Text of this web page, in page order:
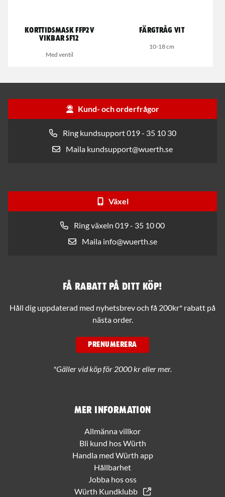
Korttidsmask FFP2V
Vikbar SF12
Med ventil
Färgtråg vit
10-18 cm
Kund- och orderfrågor
Ring kundsupport 019 - 35 10 30
Maila kundsupport@wuerth.se
Växel
Ring växeln 019 - 35 10 00
Maila info@wuerth.se
Mer information
Allmänna villkor
Bli kund hos Würth
Handla med Würth app
Hållbarhet
Jobba hos oss
Würth Kundklubb
Få rabatt på ditt köp!
Håll dig uppdaterad med nyhetsbrev och få 200kr* rabatt på
nästa order.
PRENUMERERA
*Gäller vid köp för 2000 kr eller mer.